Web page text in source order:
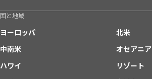
国と地域
ヨーロッパ
北米
中南米
オセアニア
ハワイ
リゾート